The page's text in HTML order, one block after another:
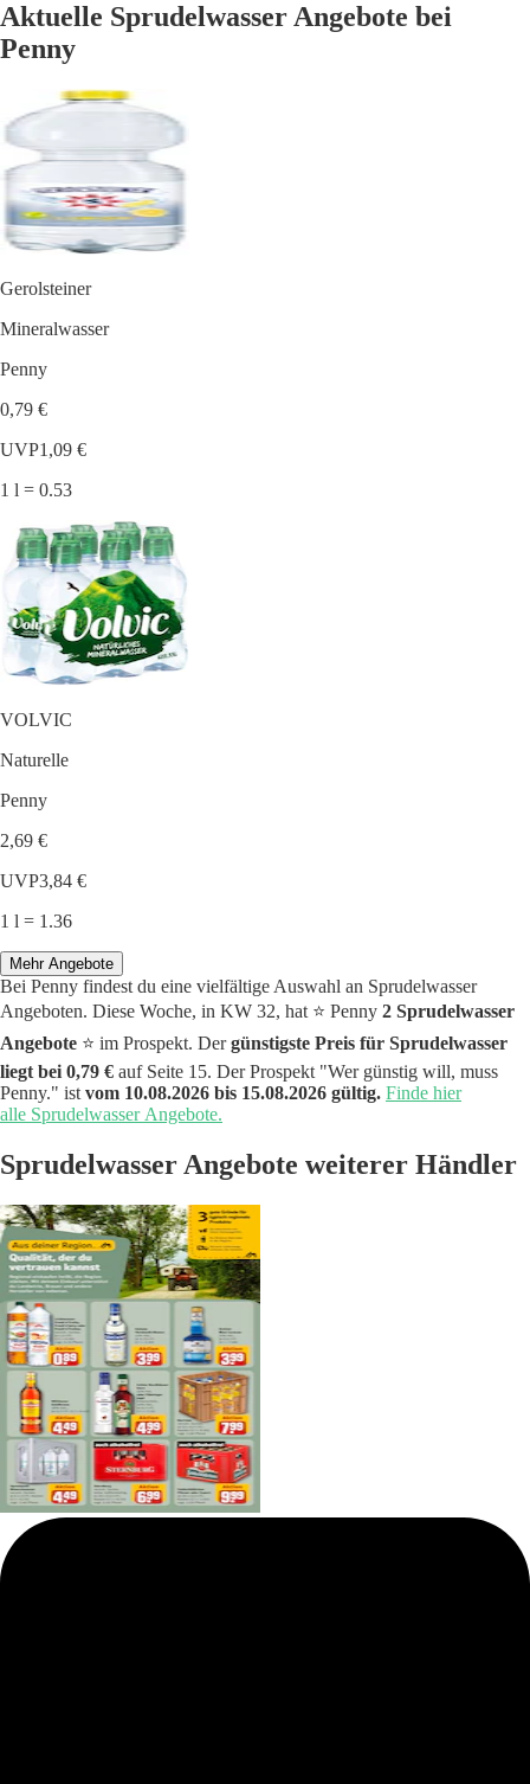
Aktuelle Sprudelwasser Angebote bei
Penny
Gerolsteiner
Mineralwasser
Penny
0,79 €
UVP1,09 €
1 l = 0.53
VOLVIC
Naturelle
Penny
2,69 €
UVP3,84 €
1 l = 1.36
Mehr Angebote
Bei Penny findest du eine vielfältige Auswahl an Sprudelwasser
Angeboten. Diese Woche, in KW 32, hat ⭐️ Penny 2 Sprudelwasser
Angebote ⭐️ im Prospekt. Dergünstigste Preis für Sprudelwasser
liegt bei 0,79 € auf Seite 15. Der Prospekt "Wer günstig will, muss
Penny." ist vom 10.08.2026 bis 15.08.2026 gültig. Finde hier
alle Sprudelwasser Angebote.
Sprudelwasser Angebote weiterer Händler